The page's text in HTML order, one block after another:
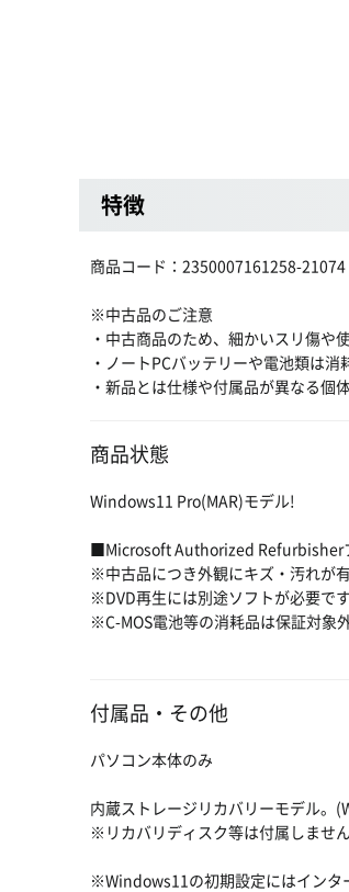
特徴
商品コード：2350007161258-21074
※中古品のご注意
・中古商品のため、細かいスリ傷や
・ノートPCバッテリーや電池類は
・新品とは仕様や付属品が異なる
商品状態
Windows11 Pro(MAR)モデル!
■Microsoft Authorized Refurbisher
※中古品につき外観にキズ・汚れが有
※DVD再生には別途ソフトが必要です
※C-MOS電池等の消耗品は保証対象外
付属品・その他
パソコン本体のみ
内蔵ストレージリカバリーモデル。
※リカバリディスク等は付属しません
※Windows11の初期設定にはインタ